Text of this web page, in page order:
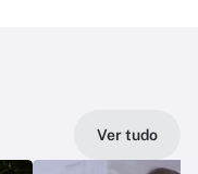
Ver tudo